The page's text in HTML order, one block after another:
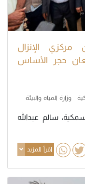
مركزي الإنزال
حجر الأساس
وزارة المياه والبيئة
سالم عبدالله
اقرأ المزيد